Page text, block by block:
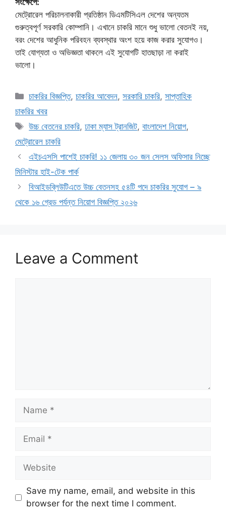
সংক্ষেপে:
মেট্রোরেল পরিচালনাকারী প্রতিষ্ঠান ডিএমটিসিএল দেশের অন্যতম
গুরুত্বপূর্ণ সরকারি কোম্পানি। এখানে চাকরি মানে শুধু ভালো বেতনই নয়,
বরং দেশের আধুনিক পরিবহন ব্যবস্থার অংশ হয়ে কাজ করার সুযোগও।
তাই যোগ্যতা ও অভিজ্ঞতা থাকলে এই সুযোগটি হাতছাড়া না করাই
ভালো।
Categories
চাকরির বিজ্ঞপ্তি,চাকরির আবেদন,সরকারি চাকরি,সাপ্তাহিক
চাকরির খবর
Tags
উচ্চ বেতনের চাকরি,ঢাকা ম্যাস ট্রানজিট,বাংলাদেশ নিয়োগ,
মেট্রোরেল চাকরি
এইচএসসি পাশেই চাকরি! ১১ জেলায় ৩০ জন সেলস অফিসার নিচ্ছে
মিনিস্টার হাই-টেক পার্ক
বিআইডব্লিউটিএতে উচ্চ বেতনসহ ৫৪টি পদে চাকরির সুযোগ – ৯
থেকে ১৬ গ্রেড পর্যন্ত নিয়োগ বিজ্ঞপ্তি ২০২৬
Leave a Comment
Name
Email
Website
Save my name, email, and website in this
browser for the next time I comment.